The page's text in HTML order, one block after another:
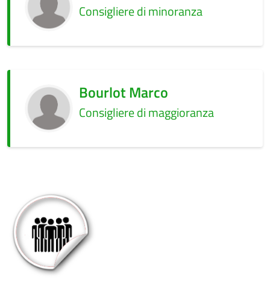
Consigliere di minoranza
Bourlot Marco
Consigliere di maggioranza